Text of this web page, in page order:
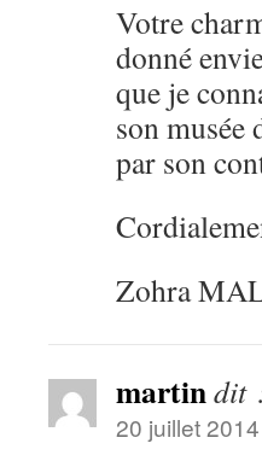
Votre
donné
que je
son musée
par son
Zohra
martindit
20 juillet